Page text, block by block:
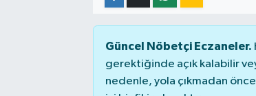
Güncel Nöbetçi Eczaneler.
gerektiğinde açık kalabilir
nedenle, yola çıkmadan